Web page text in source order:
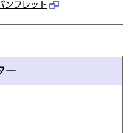
ンフレット
ー